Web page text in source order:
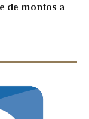
de montos a